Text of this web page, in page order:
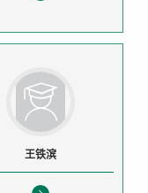
王铁滨